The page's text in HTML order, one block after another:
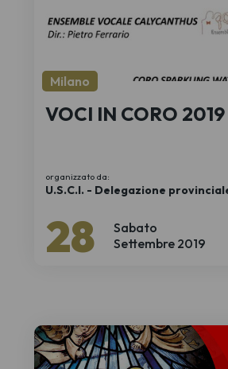
Sabato
28 Settembre 2019
Milano
VOCI IN CORO 2019
organizzato da:
U.S.C.I. - Delegazione